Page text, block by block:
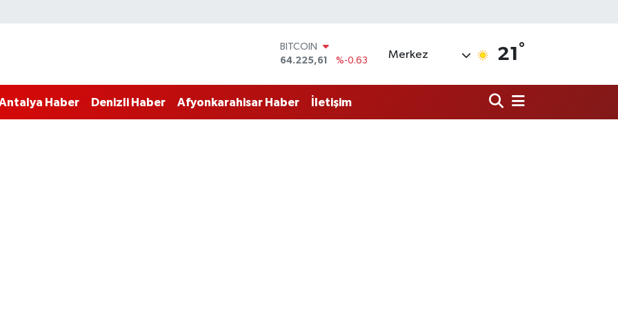
DOLAR
47,7143
%0.16
STERLİN
Merkez 21 °
Haber Denizli Haber Afyonkarahisar Haber İletişim